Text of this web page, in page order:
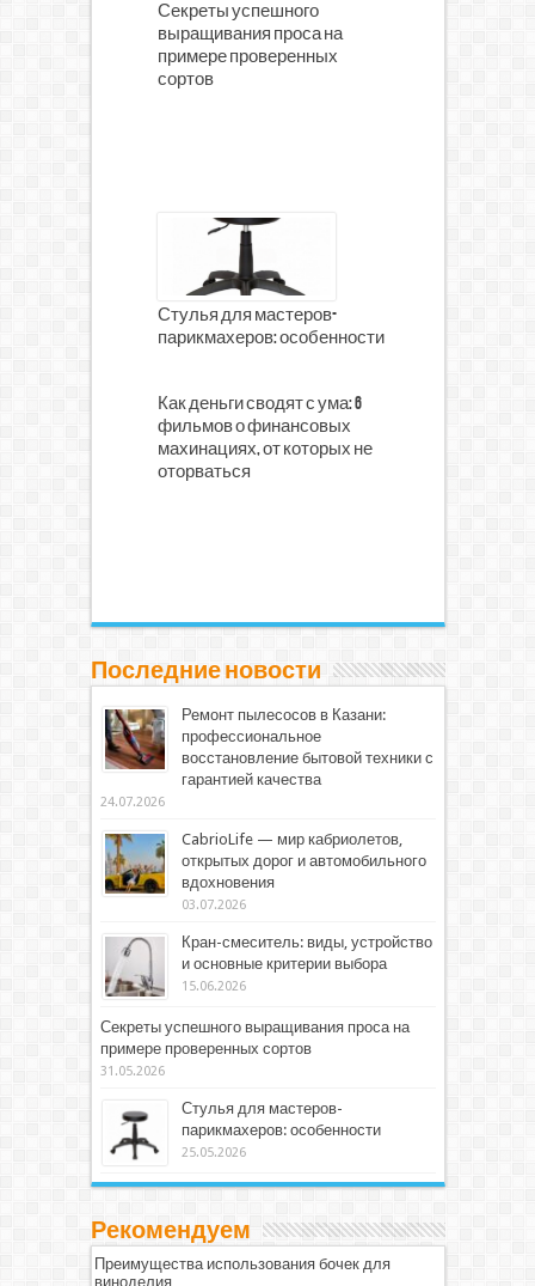
Секреты успешного
выращивания проса на
примере проверенных
сортов
Стулья для мастеров-
парикмахеров: особенности
Как деньги сводят с ума: 6
фильмов о финансовых
махинациях, от которых не
оторваться
Последние новости
Ремонт пылесосов в Казани:
профессиональное
восстановление бытовой техники с
гарантией качества
24.07.2026
CabrioLife — мир кабриолетов,
открытых дорог и автомобильного
вдохновения
03.07.2026
Кран-смеситель: виды, устройство
и основные критерии выбора
15.06.2026
Секреты успешного выращивания проса на
примере проверенных сортов
31.05.2026
Стулья для мастеров-
парикмахеров: особенности
25.05.2026
Рекомендуем
Преимущества использования бочек для
виноделия